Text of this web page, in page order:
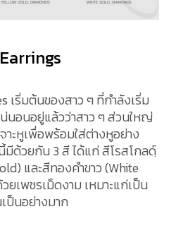
เริ่มต้นของสาว ๆ ที่กำลังเริ่ม
นอนอยู่แล้วว่าสาว ๆ ส่วนใหญ่
าะหูเพื่อพร้อมใส่ต่างหูอย่าง
ด้วยกัน 3 สี ได้แก่ สีโรสโกลด์ฺ
และสีทองคำขาว (White
เพชรเม็ดงาม เหมาะแก่เป็น
ป็นอย่างมาก